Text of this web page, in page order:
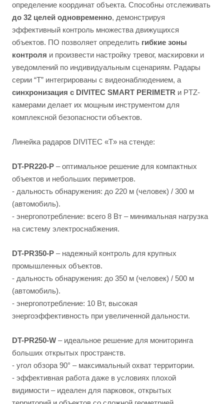
определение координат объекта. Способны отслеживать
до 32 целей одновременно, демонстрируя
эффективный контроль множества движущихся
объектов. ПО позволяет определить гибкие зоны
контроля и произвести настройку тревог, маскировки и
уведомлений по индивидуальным сценариям. Радары
серии “Т” интегрированы с видеонаблюдением, а
синхронизация с DIVITEC SMART PERIMETR и PTZ-
камерами делает их мощным инструментом для
комплексной безопасности объектов.
Линейка радаров DIVITEC «T» на стенде:
DT-PR220-P – оптимальное решение для компактных
объектов и небольших периметров.
- дальность обнаружения: до 220 м (человек) / 300 м
(автомобиль).
- энергопотребление: всего 8 Вт – минимальная нагрузка
на систему электроснабжения.
DT-PR350-P – надежный контроль для крупных
промышленных объектов.
- дальность обнаружения: до 350 м (человек) / 500 м
(автомобиль).
- энергопотребление: 10 Вт, высокая
энергоэффективность при увеличенной дальности.
DT-PR250-W – идеальное решение для мониторинга
больших открытых пространств.
- угол обзора 90° – максимальный охват территории.
- эффективная работа даже в условиях плохой
видимости – идеален для парковок, открытых